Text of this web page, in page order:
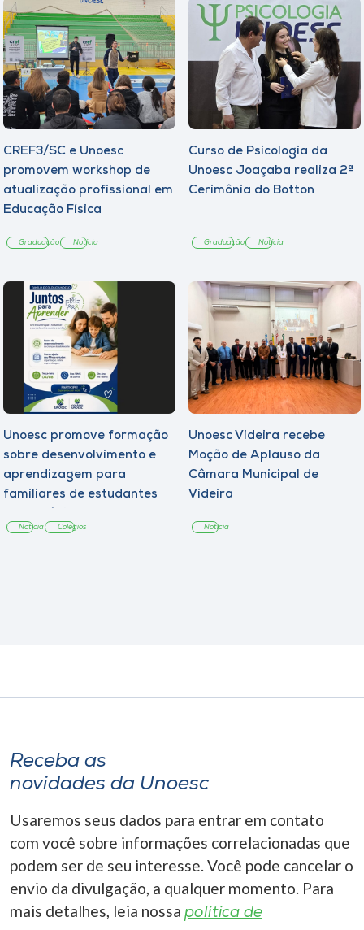
CREF3/SC e Unoesc
promovem workshop de
atualização profissional em
Educação Física
Graduação Notícia
Curso de Psicologia da
Unoesc Joaçaba realiza 2ª
Cerimônia do Botton
Graduação Notícia
Unoesc promove formação
sobre desenvolvimento e
aprendizagem para
familiares de estudantes
Notícia Colégios
Unoesc Videira recebe
Moção de Aplauso da
Câmara Municipal de
Videira
Notícia
Receba as
novidades da Unoesc
Usaremos seus dados para entrar em contato
com você sobre informações correlacionadas que
podem ser de seu interesse. Você pode cancelar o
envio da divulgação, a qualquer momento. Para
mais detalhes, leia nossa política de